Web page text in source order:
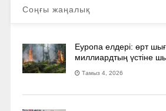
Соңғы жаңалық
Еуропа елдері: өрт
миллиардтың үстіне
Тамыз 4, 2026